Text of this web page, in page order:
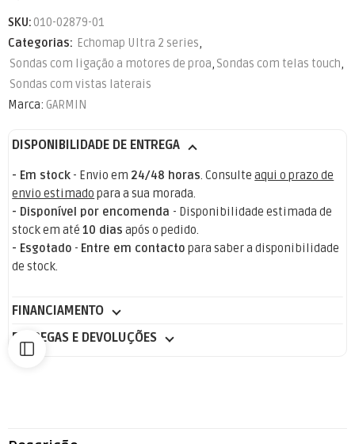
SKU: 010-02879-01
Categorias: Echomap Ultra 2 series,
Sondas com ligação a motores de proa, Sondas com telas touch,
Sondas com vistas laterais
Marca: GARMIN
DISPONIBILIDADE DE ENTREGA
- Em stock - Envio em 24/48 horas. Consulteaqui o prazo de
envio estimado para a sua morada.
- Disponível por encomenda - Disponibilidade estimada de
stock em até10 dias após o pedido.
- Esgotado - Entre em contacto para saber a disponibilidade
de stock.
FINANCIAMENTO
ENTREGAS E DEVOLUÇÕES